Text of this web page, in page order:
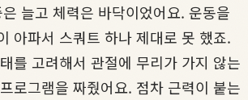
늘고 체력은 바닥이었어요. 운동을
아파서 스쿼트 하나 제대로 못 했죠.
를 고려해서 관절에 무리가 가지 않는
로그램을 짜줬어요. 점차 근력이 붙는